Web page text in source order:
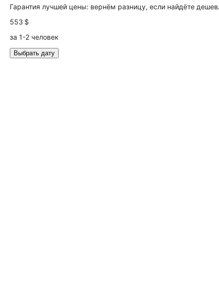
Гарантия лучшей цены: вернём разницу, если найдёте
553 $
за 1-2 человек
Выбрать дату